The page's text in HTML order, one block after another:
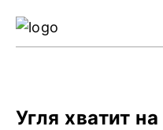
Угля хватит